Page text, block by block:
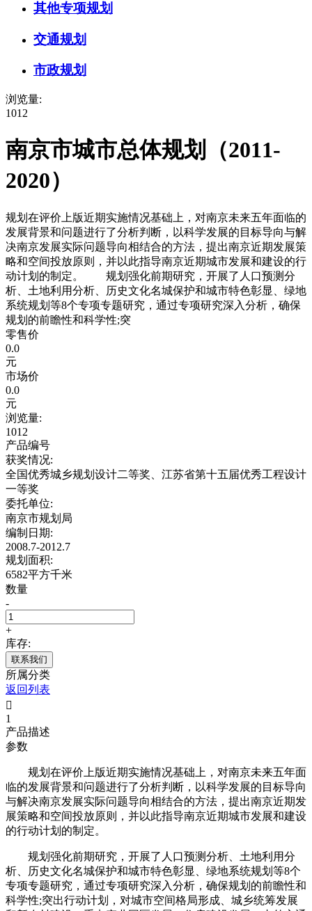
其他专项规划
交通规划
市政规划
浏览量:
1012
南京市城市总体规划（2011-
2020）
规划在评价上版近期实施情况基础上，对南京未来五年面临的
发展背景和问题进行了分析判断，以科学发展的目标导向与解
决南京发展实际问题导向相结合的方法，提出南京近期发展策
略和空间投放原则，并以此指导南京近期城市发展和建设的行
动计划的制定。 规划强化前期研究，开展了人口预测分
析、土地利用分析、历史文化名城保护和城市特色彰显、绿地
系统规划等8个专项专题研究，通过专项研究深入分析，确保
规划的前瞻性和科学性;突
零售价
0.0
元
市场价
0.0
元
浏览量:
1012
产品编号
获奖情况:
全国优秀城乡规划设计二等奖、江苏省第十五届优秀工程设计
一等奖
委托单位:
南京市规划局
编制日期:
2008.7-2012.7
规划面积:
6582平方千米
数量
-
+
库存:
联系我们
所属分类
返回列表

1
产品描述
参数
规划在评价上版近期实施情况基础上，对南京未来五年面
临的发展背景和问题进行了分析判断，以科学发展的目标导向
与解决南京发展实际问题导向相结合的方法，提出南京近期发
展策略和空间投放原则，并以此指导南京近期城市发展和建设
的行动计划的制定。
规划强化前期研究，开展了人口预测分析、土地利用分
析、历史文化名城保护和城市特色彰显、绿地系统规划等8个
专项专题研究，通过专项研究深入分析，确保规划的前瞻性和
科学性;突出行动计划，对城市空间格局形成、城乡统筹发展